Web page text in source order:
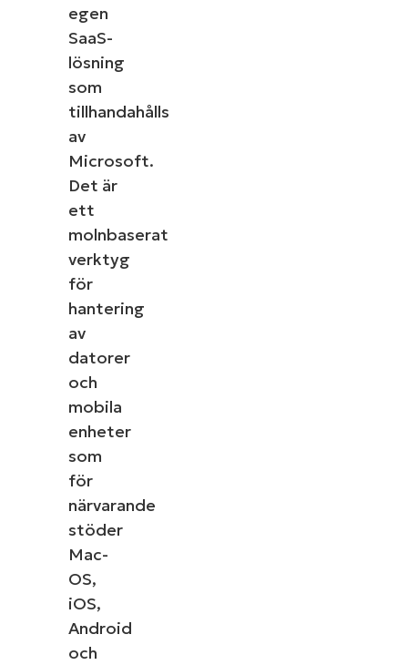
egen
SaaS-
lösning
som
tillhandahålls
av
Microsoft.
Det är
ett
molnbaserat
verktyg
för
hantering
av
datorer
och
mobila
enheter
som
för
närvarande
stöder
Mac-
OS,
iOS,
Android
och